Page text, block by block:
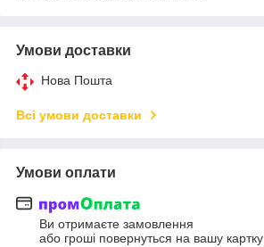
Умови доставки
Нова Пошта
Всі умови доставки
Умови оплати
Ви отримаєте замовлення
або гроші повернуться на вашу картку